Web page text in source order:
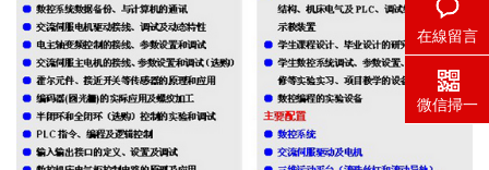
在線留言
微信掃一
（yī）掃